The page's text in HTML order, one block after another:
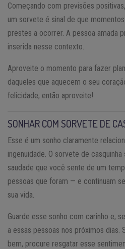
Começando com previsões
um sorvete é sinal de que
prestes a ocorrer. A pessoa amada
inserida nesse contexto.
Aproveite o momento para fazer
daqueles que aquecem o seu
felicidade, então aproveite!
SONHAR COM SORVETE DE
Esse é um sonho claramente
ingenuidade. O sorvete de
saudade que você sente de um
pessoas que foram — e continuam
sua vida.
Guarde esse sonho com carinho e,
a essas pessoas nos próximos dias.
bem, procure resgatar esse